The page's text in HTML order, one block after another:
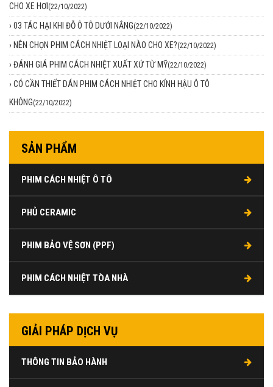
CHO XE HƠI (22/10/2022)
› 03 TÁC HẠI KHI ĐỖ Ô TÔ DƯỚI NẮNG(22/10/2022)
› NÊN CHỌN PHIM CÁCH NHIỆT LOẠI NÀO CHO XE?(22/10/2022)
› ĐÁNH GIÁ PHIM CÁCH NHIỆT XUẤT XỨ TỪ MỸ(22/10/2022)
› CÓ CẦN THIẾT DÁN PHIM CÁCH NHIỆT CHO KÍNH HẬU Ô TÔ
KHÔNG(22/10/2022)
SẢN PHẨM
PHIM CÁCH NHIỆT Ô TÔ
PHỦ CERAMIC
PHIM BẢO VỆ SƠN (PPF)
PHIM CÁCH NHIỆT TÒA NHÀ
GIẢI PHÁP DỊCH VỤ
THÔNG TIN BẢO HÀNH